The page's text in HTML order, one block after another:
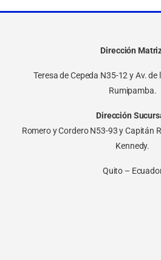
Dirección
Teresa de Cepeda N35-12 y Av.
Rumipamba.
Dirección
Romero y Cordero N53-93 y Capitán
Kennedy.
Quito –